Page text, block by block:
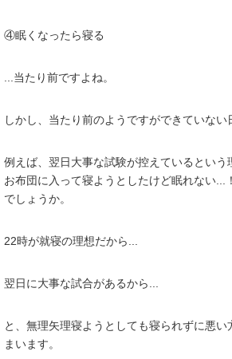
④眠くなったら寝る
...当たり前ですよね。
しかし、当たり前のようですができていない
例えば、翌日大事な試験が控えているという
お布団に入って寝ようとしたけど眠れない...
でしょうか。
22時が就寝の理想だから...
翌日に大事な試合があるから...
と、無理矢理寝ようとしても寝られずに悪い
まいます。